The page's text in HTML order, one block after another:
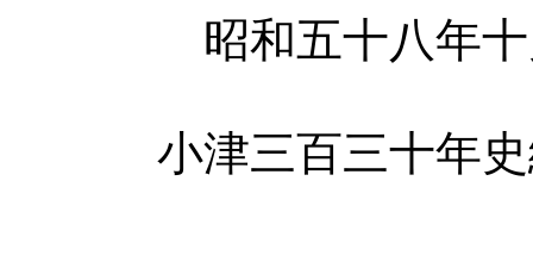
昭和五十八年
小津三百三十年